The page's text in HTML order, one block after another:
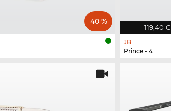
40 %
119,40 €
JB
Prince - 4